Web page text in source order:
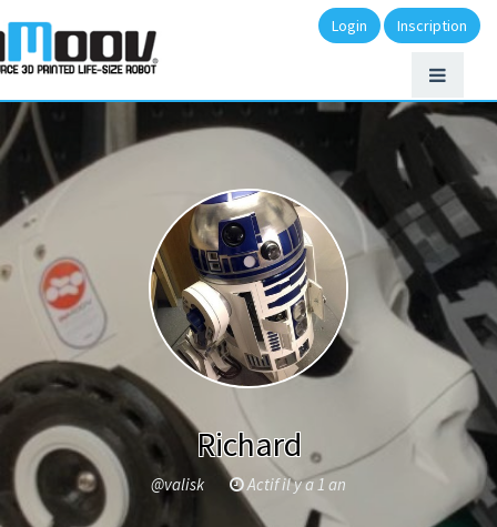
Login Inscription
Richard
@valisk Actif il y a 1 an